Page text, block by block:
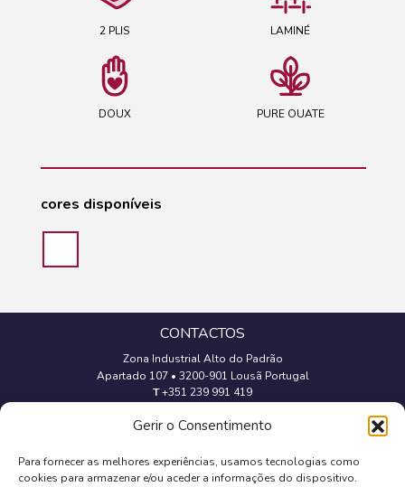
Gerir o Consentimento
Para fornecer as melhores experiências, usamos tecnologias como
cookies para armazenar e/ou aceder a informações do dispositivo.
2 PLIS LAMINÉ
DOUX PURE OUATE
cores disponíveis
CONTACTOS
Zona Industrial Alto do Padrão
Apartado 107 • 3200-901 Lousã Portugal
T+351 239 991 419
(Chamada para a rede fixa nacional)
geral@trevipapel.com